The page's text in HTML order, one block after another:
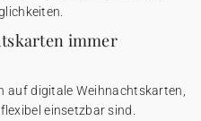
immer
auf digitale Weihnachtskarten,
einsetzbar sind.